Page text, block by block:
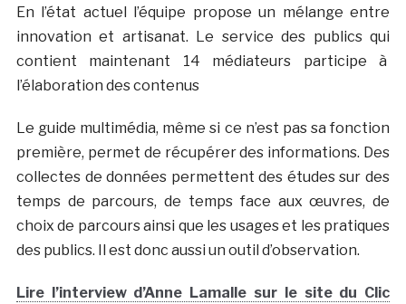
En l’état actuel l’équipe propose un mélange entre
innovation et artisanat. Le service des publics qui
contient maintenant 14 médiateurs participe à
l’élaboration des contenus
Le guide multimédia, même si ce n’est pas sa fonction
première, permet de récupérer des informations. Des
collectes de données permettent des études sur des
temps de parcours, de temps face aux œuvres, de
choix de parcours ainsi que les usages et les pratiques
des publics. Il est donc aussi un outil d’observation.
Lire l’interview d’Anne Lamalle sur le site du Clic